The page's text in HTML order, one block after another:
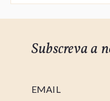
Subscreva a